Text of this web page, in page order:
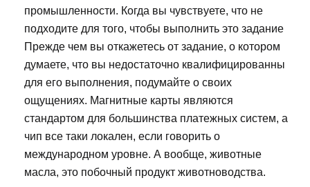
промышленности. Когда вы чувствуете, что не
подходите для того, чтобы выполнить это задание
Прежде чем вы откажетесь от задание, о котором
думаете, что вы недостаточно квалифицированны
для его выполнения, подумайте о своих
ощущениях. Магнитные карты являются
стандартом для большинства платежных систем, а
чип все таки локален, если говорить о
международном уровне. А вообще, животные
масла, это побочный продукт животноводства.